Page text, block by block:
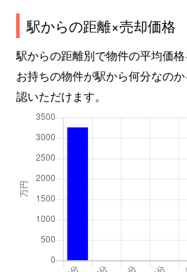
駅からの距離×売却価格
駅からの距離別で物件の平均価格
お持ちの物件が駅から何分なの
認いただけます。